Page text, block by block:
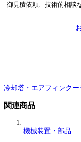
御見積依頼、技術的相談
冷却塔・エアフィンク
関連商品
機械装置・部品